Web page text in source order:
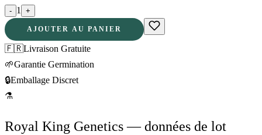
- 1 +
AJOUTER AU PANIER
🇫🇷Livraison Gratuite
🌱Garantie Germination
🔒Emballage Discret
⚗
Royal King Genetics — données de lot